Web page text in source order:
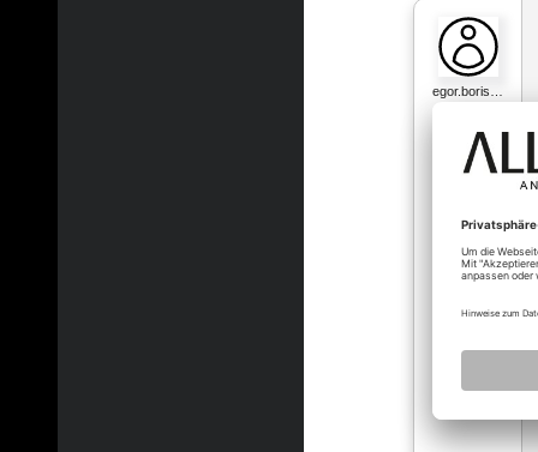
egor.boris…